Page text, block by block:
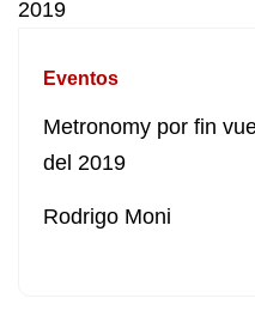
Eventos
Metronomy por fin
del 2019
Rodrigo Moni